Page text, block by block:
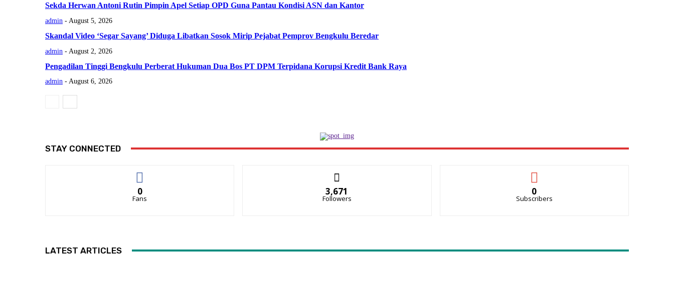
Sekda Herwan Antoni Rutin Pimpin Apel Setiap OPD Guna Pantau Kondisi ASN dan Kantor
admin - August 5, 2026
Skandal Video ‘Segar Sayang’ Diduga Libatkan Sosok Mirip Pejabat Pemprov Bengkulu Beredar
admin - August 2, 2026
Pengadilan Tinggi Bengkulu Perberat Hukuman Dua Bos PT DPM Terpidana Korupsi Kredit Bank Raya
admin - August 6, 2026
STAY CONNECTED
0
Fans
3,671
Followers
0
Subscribers
LATEST ARTICLES